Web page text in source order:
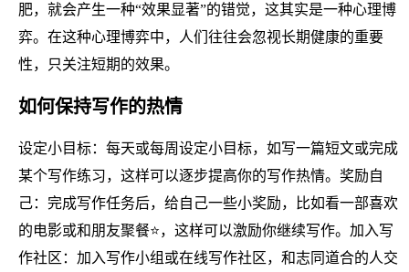
肥，就会产生一种“效果显著”的错觉，这其实是一种心理博
弈。在这种心理博弈中，人们往往会忽视长期健康的重要
性，只关注短期的效果。
如何保持写作的热情
设定小目标：每天或每周设定小目标，如写一篇短文或完成
某个写作练习，这样可以逐步提高你的写作热情。奖励自
己：完成写作任务后，给自己一些小奖励，比如看一部喜欢
的电影或和朋友聚餐⭐，这样可以激励你继续写作。加入写
作社区：加入写作小组或在线写作社区，和志同道合的人交